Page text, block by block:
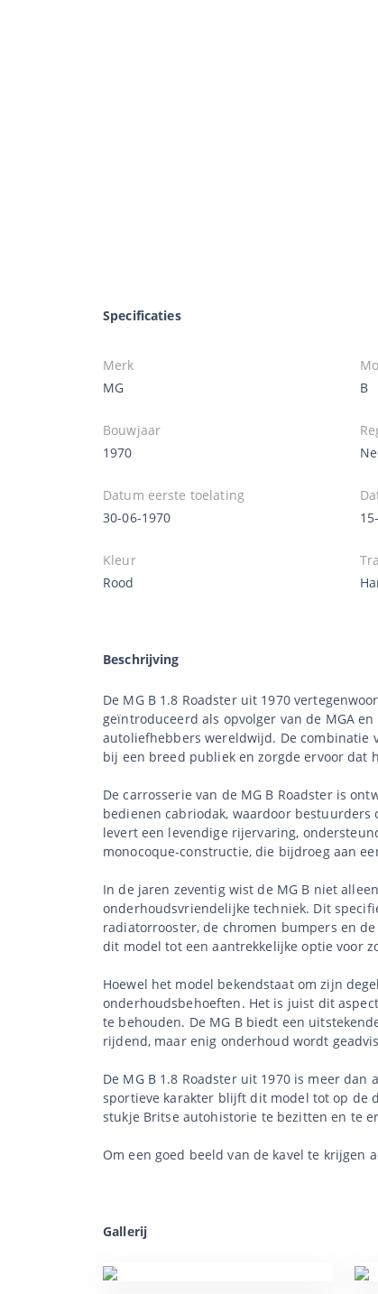
Specificaties
Merk
MG
B
Bouwjaar
1970
Datum eerste toelating
30-06-1970
Kleur
Rood
Beschrijving
De MG B 1.8 Roadster uit 1970
geïntroduceerd als opvolger van de MGA
autoliefhebbers wereldwijd. De combinatie
bij een breed publiek en zorgde ervoor dat
De carrosserie van de MG B Roadster is
bedienen cabriodak, waardoor
levert een levendige rijervaring,
monocoque-constructie, die bijdroeg aan
In de jaren zeventig wist de MG B niet
onderhoudsvriendelijke techniek. Dit
radiatorrooster, de chromen bumpers en
dit model tot een aantrekkelijke optie voor
Hoewel het model bekendstaat om zijn
onderhoudsbehoeften. Het is juist dit
te behouden. De MG B biedt een
rijdend, maar enig onderhoud wordt
De MG B 1.8 Roadster uit 1970 is meer
sportieve karakter blijft dit model tot op de
stukje Britse autohistorie te bezitten en te
Om een goed beeld van de kavel te krijgen
Gallerij